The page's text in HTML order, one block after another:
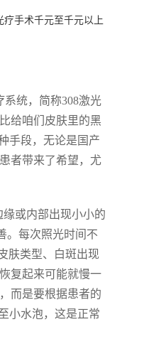
疗手术千元至千元以上
系统，简称308激光
给咱们皮肤里的黑
手段，无论是国产
者带来了希望，尤
或内部出现小小的
。每次照光时间不
肤类型、白斑出现
复起来可能就慢一
而是要根据患者的
小水泡，这是正常